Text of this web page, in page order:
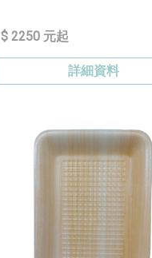
$ 2250 元起
詳細資料